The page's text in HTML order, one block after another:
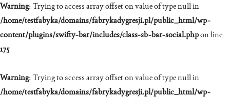
Warning: Trying to access array offset on value of type null in
/home/testfabyka/domains/fabrykadygresji.pl/public_html/wp-
content/plugins/swifty-bar/includes/class-sb-bar-social.phpon line
175
Warning: Trying to access array offset on value of type null in
/home/testfabyka/domains/fabrykadygresji.pl/public_html/wp-